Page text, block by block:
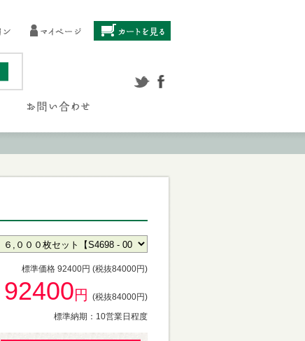
標準価格 92400円 (税抜84000円)
92400円
(税抜84000円)
標準納期：10営業日程度